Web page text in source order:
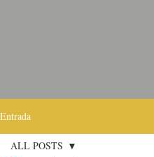
Entrada
ALL POSTS